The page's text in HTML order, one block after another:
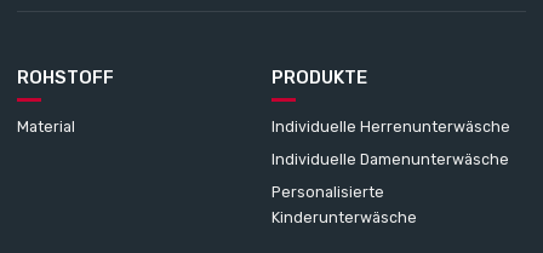
ROHSTOFF
Material
PRODUKTE
Individuelle Herrenunterwäsche
Individuelle Damenunterwäsche
Personalisierte
Kinderunterwäsche